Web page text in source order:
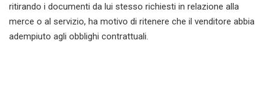
ritirando i documenti da lui stesso richiesti in relazione alla
merce o al servizio, ha motivo di ritenere che il venditore abbia
adempiuto agli obblighi contrattuali.